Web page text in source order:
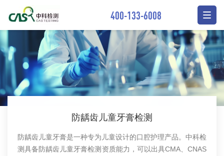
400-133-6008
防龋齿儿童牙膏检测
防龋齿儿童牙膏是一种专为儿童设计的口腔护理产品。中科检
测具备防龋齿儿童牙膏检测资质能力，可以出具CMA、CNAS